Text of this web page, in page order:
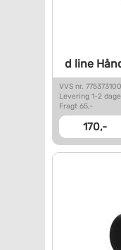
d line
VVS nr. 775373100
Levering 1-2 dage
Fragt 65,-
170,-